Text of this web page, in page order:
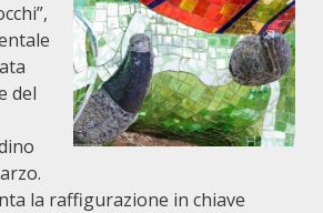
del
la raffigurazione in chiave